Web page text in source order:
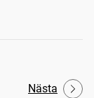
Nästa